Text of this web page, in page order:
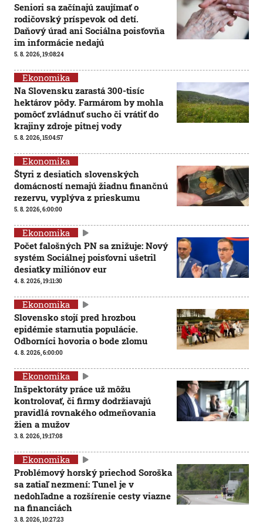
Seniori sa začínajú zaujímať o
rodičovský príspevok od detí.
Daňový úrad ani Sociálna poisťovňa
im informácie nedajú
5. 8. 2026, 19:08:24
Ekonomika
Na Slovensku zarastá 300-tisíc
hektárov pôdy. Farmárom by mohla
pomôcť zvládnuť sucho či vrátiť do
krajiny zdroje pitnej vody
5. 8. 2026, 15:04:57
Ekonomika
Štyri z desiatich slovenských
domácností nemajú žiadnu finančnú
rezervu, vyplýva z prieskumu
5. 8. 2026, 6:00:00
Ekonomika
Počet falošných PN sa znižuje: Nový
systém Sociálnej poisťovni ušetril
desiatky miliónov eur
4. 8. 2026, 19:11:30
Ekonomika
Slovensko stojí pred hrozbou
epidémie starnutia populácie.
Odborníci hovoria o bode zlomu
4. 8. 2026, 6:00:00
Ekonomika
Inšpektoráty práce už môžu
kontrolovať, či firmy dodržiavajú
pravidlá rovnakého odmeňovania
žien a mužov
3. 8. 2026, 19:17:08
Ekonomika
Problémový horský priechod Soroška
sa zatiaľ nezmení: Tunel je v
nedohľadne a rozšírenie cesty viazne
na financiách
3. 8. 2026, 10:27:23